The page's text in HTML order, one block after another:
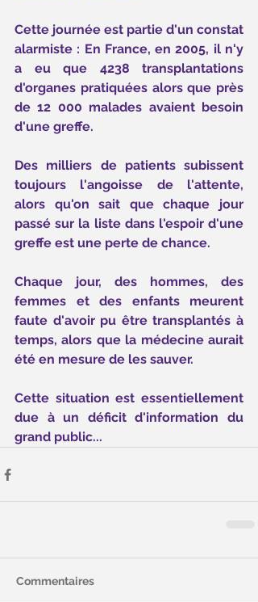
Cette journée est partie d'un constat
alarmiste : En France, en 2005, il n'y
a eu que 4238 transplantations
d'organes pratiquées alors que près
de 12 000 malades avaient besoin
d'une greffe.
Des milliers de patients subissent
toujours l'angoisse de l'attente,
alors qu'on sait que chaque jour
passé sur la liste dans l'espoir d'une
greffe est une perte de chance.
Chaque jour, des hommes, des
femmes et des enfants meurent
faute d'avoir pu être transplantés à
temps, alors que la médecine aurait
été en mesure de les sauver.
Cette situation est essentiellement
due à un déficit d'information du
grand public...
Commentaires